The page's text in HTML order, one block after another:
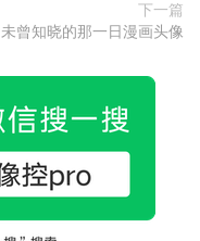
下一篇
未曾知晓的那一日漫画头像